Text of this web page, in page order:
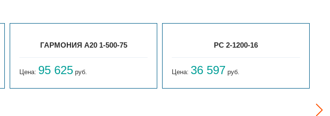
ГАРМОНИЯ А20 1-500-75
Цена: 95 625 руб.
РС 2-1200-16
Цена: 36 597 руб.